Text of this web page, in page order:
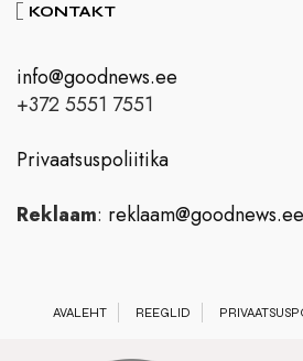
KONTAKT
info@goodnews.ee
+372 5551 7551
Privaatsuspoliitika
Reklaam: reklaam@goodnews.ee
AVALEHT REEGLID